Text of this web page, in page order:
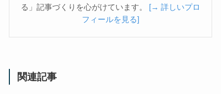
る」記事づくりを心がけています。 [→ 詳しいプロ
フィールを見る]
関連記事